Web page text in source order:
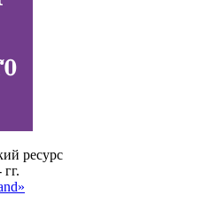
ресурс